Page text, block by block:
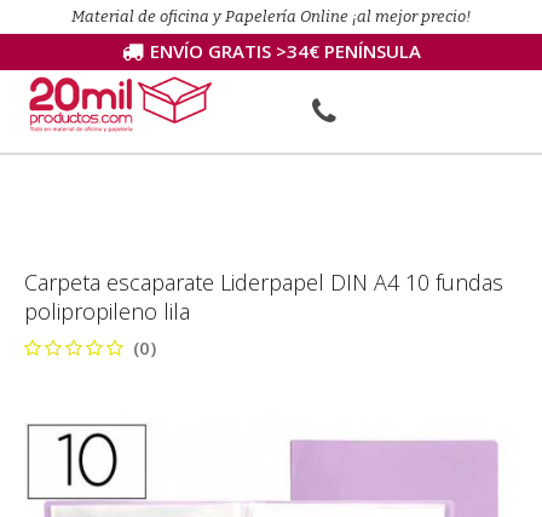
Material de oficina y Papelería Online ¡al mejor precio!
ENVÍO GRATIS >34€ PENÍNSULA
Carpeta escaparate Liderpapel DIN A4 10 fundas
polipropileno lila
(0)